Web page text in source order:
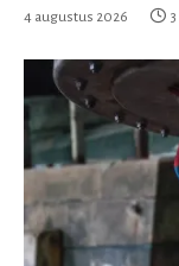
4 augustus 2026